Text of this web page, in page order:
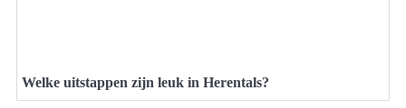
Welke uitstappen zijn leuk in Herentals?